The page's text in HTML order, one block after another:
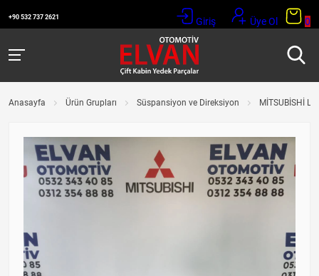
+90 532 737 2621 Giriş Üye Ol 0
Anasayfa Ürün Grupları Süspansiyon ve Direksiyon MİTSUBİSHİ